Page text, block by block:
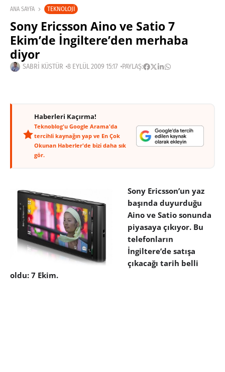
ANA SAYFA TEKNOLOJI
Sony Ericsson Aino ve Satio 7
Ekim’de İngiltere’den merhaba
diyor
SABRI KÜSTÜR 8 EYLÜL 2009 15:17 PAYLAŞ:
Haberleri Kaçırma!
Teknoblog'u Google Arama'da
tercihli kaynağın yap ve En Çok
Okunan Haberler'de bizi daha sık
gör.
Sony Ericsson’un yaz
başında duyurduğu
Aino ve Satio sonunda
piyasaya çıkıyor. Bu
telefonların
İngiltere’de satışa
çıkacağı tarih belli
oldu: 7 Ekim.